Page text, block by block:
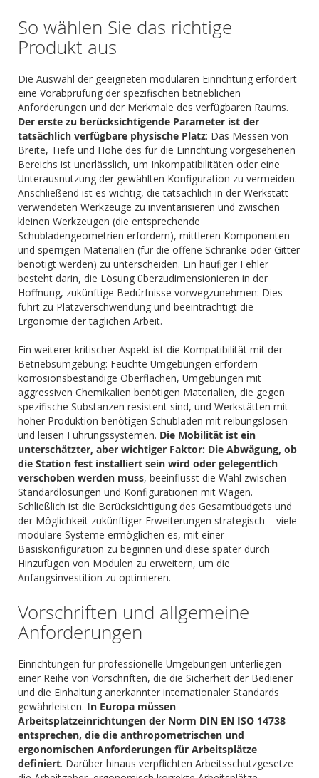
So wählen Sie das richtige
Produkt aus
Die Auswahl der geeigneten modularen Einrichtung erfordert
eine Vorabprüfung der spezifischen betrieblichen
Anforderungen und der Merkmale des verfügbaren Raums.
Der erste zu berücksichtigende Parameter ist der
tatsächlich verfügbare physische Platz: Das Messen von
Breite, Tiefe und Höhe des für die Einrichtung vorgesehenen
Bereichs ist unerlässlich, um Inkompatibilitäten oder eine
Unterausnutzung der gewählten Konfiguration zu vermeiden.
Anschließend ist es wichtig, die tatsächlich in der Werkstatt
verwendeten Werkzeuge zu inventarisieren und zwischen
kleinen Werkzeugen (die entsprechende
Schubladengeometrien erfordern), mittleren Komponenten
und sperrigen Materialien (für die offene Schränke oder Gitter
benötigt werden) zu unterscheiden. Ein häufiger Fehler
besteht darin, die Lösung überzudimensionieren in der
Hoffnung, zukünftige Bedürfnisse vorwegzunehmen: Dies
führt zu Platzverschwendung und beeinträchtigt die
Ergonomie der täglichen Arbeit.
Ein weiterer kritischer Aspekt ist die Kompatibilität mit der
Betriebsumgebung: Feuchte Umgebungen erfordern
korrosionsbeständige Oberflächen, Umgebungen mit
aggressiven Chemikalien benötigen Materialien, die gegen
spezifische Substanzen resistent sind, und Werkstätten mit
hoher Produktion benötigen Schubladen mit reibungslosen
und leisen Führungssystemen. Die Mobilität ist ein
unterschätzter, aber wichtiger Faktor: Die Abwägung, ob
die Station fest installiert sein wird oder gelegentlich
verschoben werden muss, beeinflusst die Wahl zwischen
Standardlösungen und Konfigurationen mit Wagen.
Schließlich ist die Berücksichtigung des Gesamtbudgets und
der Möglichkeit zukünftiger Erweiterungen strategisch – viele
modulare Systeme ermöglichen es, mit einer
Basiskonfiguration zu beginnen und diese später durch
Hinzufügen von Modulen zu erweitern, um die
Anfangsinvestition zu optimieren.
Vorschriften und allgemeine
Anforderungen
Einrichtungen für professionelle Umgebungen unterliegen
einer Reihe von Vorschriften, die die Sicherheit der Bediener
und die Einhaltung anerkannter internationaler Standards
gewährleisten. In Europa müssen
Arbeitsplatzeinrichtungen der Norm DIN EN ISO 14738
entsprechen, die die anthropometrischen und
ergonomischen Anforderungen für Arbeitsplätze
definiert. Darüber hinaus verpflichten Arbeitsschutzgesetze